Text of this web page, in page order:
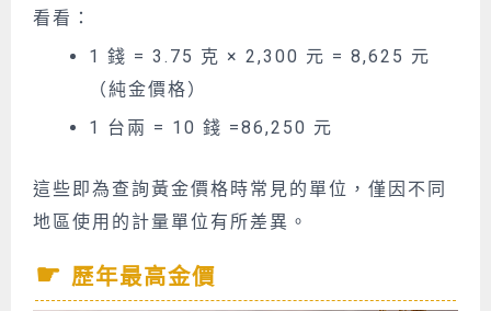
看看：
1 錢 = 3.75 克 × 2,300 元 = 8,625 元
（純金價格）
1 台兩 = 10 錢 =86,250 元
這些即為查詢黃金價格時常見的單位，僅因不同
地區使用的計量單位有所差異。
歷年最高金價